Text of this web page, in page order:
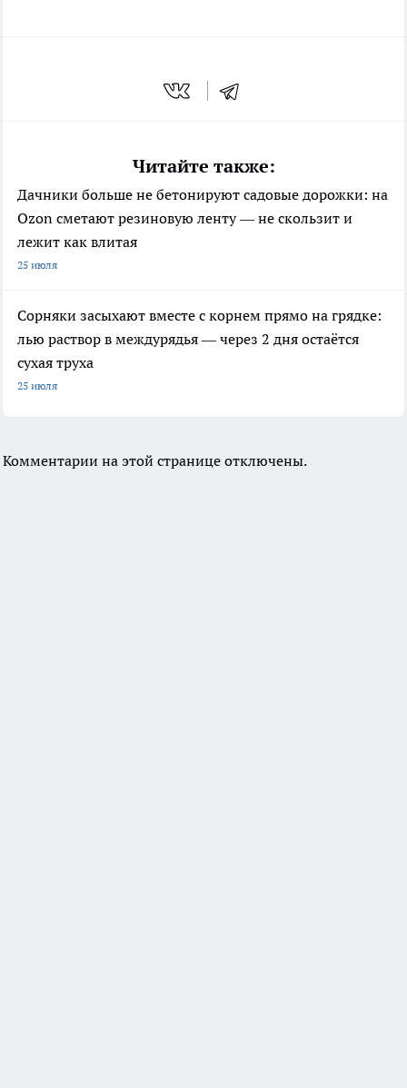
Читайте также:
Дачники больше не бетонируют садовые дорожки: на
Ozon сметают резиновую ленту — не скользит и
лежит как влитая
25 июля
Сорняки засыхают вместе с корнем прямо на грядке:
лью раствор в междурядья — через 2 дня остаётся
сухая труха
25 июля
Комментарии на этой странице отключены.